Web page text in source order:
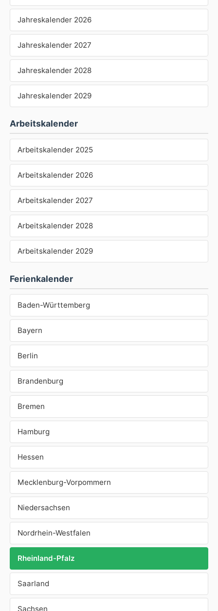
Jahreskalender 2026
Jahreskalender 2027
Jahreskalender 2028
Jahreskalender 2029
Arbeitskalender
Arbeitskalender 2025
Arbeitskalender 2026
Arbeitskalender 2027
Arbeitskalender 2028
Arbeitskalender 2029
Ferienkalender
Baden-Württemberg
Bayern
Berlin
Brandenburg
Bremen
Hamburg
Hessen
Mecklenburg-Vorpommern
Niedersachsen
Nordrhein-Westfalen
Rheinland-Pfalz
Saarland
Sachsen